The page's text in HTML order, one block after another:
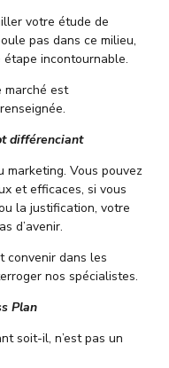
votre étude de
pas dans ce milieu,
incontournable.
marché est
différenciant
marketing. Vous pouvez
et efficaces, si vous
la justification, votre
d’avenir.
convenir dans les
nos spécialistes.
Plan
soit-il, n’est pas un